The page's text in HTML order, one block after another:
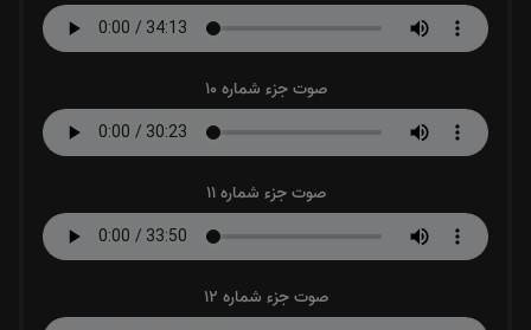
صوت جزء شماره 10
صوت جزء شماره 11
صوت جزء شماره 12